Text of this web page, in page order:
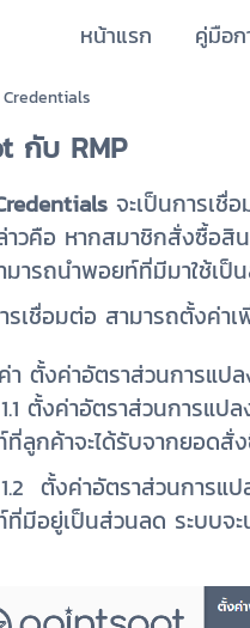
หน้าแรก คู่มือก
กับ RMP
จะเป็นการเชื่
าวคือ หากสมาชิกสั่งซื้อสิ
มารถนำพอยท์ที่มีมาใช้เป็
รเชื่อมต่อ สามารถตั้งค่
า ตั้งค่าอัตราส่วนการแ
ตั้งค่าอัตราส่วนการแป
ลูกค้าจะได้รับจากยอดสั่
ตั้งค่าอัตราส่วนการแป
มีอยู่เป็นส่วนลด ระบบจ